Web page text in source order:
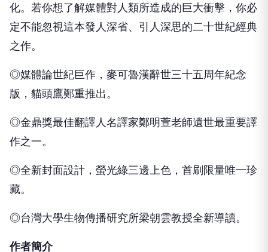
化。若你想了解媒體對人類所造成的巨大衝擊，你必
定不能忽視這本發人深省、引人深思的二十世紀經典
之作。
◎媒體論世紀巨作，麥可魯漢辭世三十五周年紀念
版，貓頭鷹鄭重推出。
◎金鼎獎最佳翻譯人名譯家鄭明萱老師遺世最重要譯
作之一。
◎全新封面設計，螢光綠三邊上色，首刷限量唯一珍
藏。
◎台灣大學生物傳播研究所梁朝雲教授全新導讀。
作者簡介